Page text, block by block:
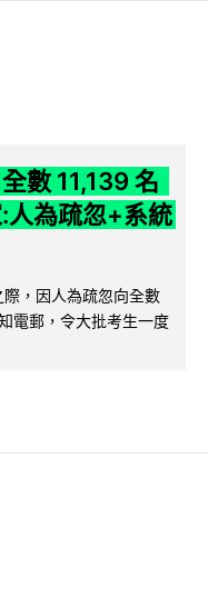
數 11,139 名
人為疏忽+系統
，因人為疏忽向全數
電郵，令大批考生一度